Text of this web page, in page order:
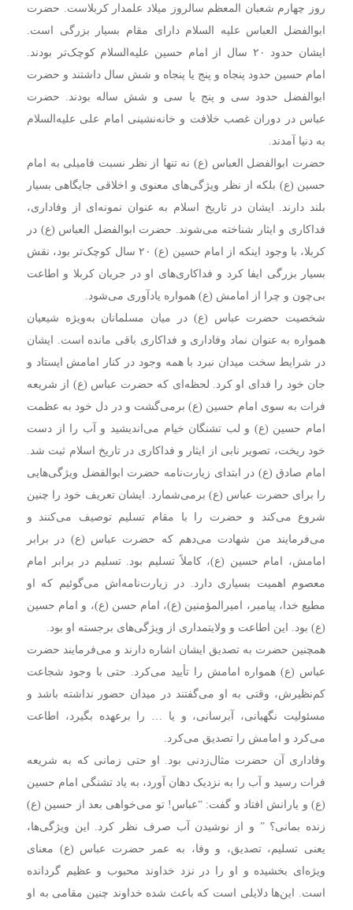
روز چهارم شعبان المعظم سالروز میلاد علمدار کربلاست. حضرت
ابوالفضل العباس علیه السلام دارای مقام بسیار بزرگی است.
ایشان حدود ۲۰ سال از امام حسین علیه‌السلام کوچک‌تر بودند.
امام حسین حدود پنجاه و پنج یا پنجاه و شش سال داشتند و حضرت
ابوالفضل حدود سی و پنج یا سی و شش ساله بودند. حضرت
عباس در دوران غصب خلافت و خانه‌نشینی امام علی علیه‌السلام
به دنیا آمدند.
حضرت ابوالفضل العباس (ع) نه تنها از نظر نسبت فامیلی به امام
حسین (ع) بلکه از نظر ویژگی‌های معنوی و اخلاقی جایگاهی بسیار
بلند دارند. ایشان در تاریخ اسلام به عنوان نمونه‌ای از وفاداری،
فداکاری و ایثار شناخته می‌شوند. حضرت ابوالفضل العباس (ع) در
کربلا، با وجود اینکه از امام حسین (ع) ۲۰ سال کوچک‌تر بود، نقش
بسیار بزرگی ایفا کرد و فداکاری‌های او در جریان کربلا و اطاعت
بی‌چون و چرا از امامش (ع) همواره یادآوری می‌شود.
شخصیت حضرت عباس (ع) در میان مسلمانان به‌ویژه شیعیان
همواره به عنوان نماد وفاداری و فداکاری باقی مانده است. ایشان
در شرایط سخت میدان نبرد با همه وجود در کنار امامش ایستاد و
جان خود را فدای او کرد. لحظه‌ای که حضرت عباس (ع) از شریعه
فرات به سوی امام حسین (ع) برمی‌گشت و در دل خود به عظمت
امام حسین (ع) و لب تشنگان خیام می‌اندیشید و آب را از دست
خود ریخت، تصویر نابی از ایثار و فداکاری در تاریخ اسلام ثبت شد.
امام صادق (ع) در ابتدای زیارت‌نامه حضرت ابوالفضل ویژگی‌هایی
را برای حضرت عباس (ع) برمی‌شمارد. ایشان تعریف خود را چنین
شروع می‌کند و حضرت را با مقام تسلیم توصیف می‌کنند و
می‌فرمایند من شهادت می‌دهم که حضرت عباس (ع) در برابر
امامش، امام حسین (ع)، کاملاً تسلیم بود. تسلیم در برابر امام
معصوم اهمیت بسیاری دارد. در زیارت‌نامه‌اش می‌گوئیم که او
مطیع خدا، پیامبر، امیرالمؤمنین (ع)، امام حسن (ع)، و امام حسین
(ع) بود. این اطاعت و ولایتمداری از ویژگی‌های برجسته او بود.
همچنین حضرت به تصدیق ایشان اشاره دارند و می‌فرمایند حضرت
عباس (ع) همواره امامش را تأیید می‌کرد. حتی با وجود شجاعت
کم‌نظیرش، وقتی به او می‌گفتند در میدان حضور نداشته باشد و
مسئولیت نگهبانی، آبرسانی، و یا … را برعهده بگیرد، اطاعت
می‌کرد و امامش را تصدیق می‌کرد.
وفاداری آن حضرت مثال‌زدنی بود. او حتی زمانی که به شریعه
فرات رسید و آب را به نزدیک دهان آورد، به یاد تشنگی امام حسین
(ع) و یارانش افتاد و گفت: “عباس! تو می‌خواهی بعد از حسین (ع)
زنده بمانی؟ ” و از نوشیدن آب صرف نظر کرد. این ویژگی‌ها،
یعنی تسلیم، تصدیق، و وفا، به عمر حضرت عباس (ع) معنای
ویژه‌ای بخشیده و او را در نزد خداوند محبوب و عظیم گردانده
است. این‌ها دلایلی است که باعث شده خداوند چنین مقامی به او